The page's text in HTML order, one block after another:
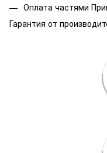
Оплата частями
Гарантия от